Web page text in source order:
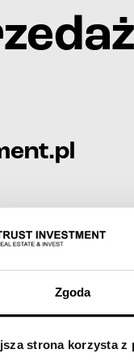
Zgoda
strona korzysta z